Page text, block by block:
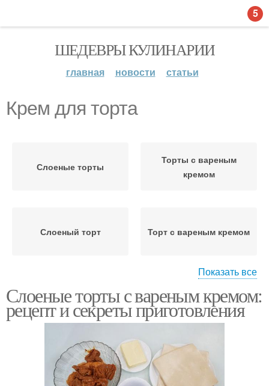
ШЕДЕВРЫ КУЛИНАРИИ
главная новости статьи
Крем для торта
Слоеные торты
Торты с вареным
кремом
Слоеный торт Торт с вареным кремом
Слоенный торт Тесто для торт
Крем для слоенного
торт
Трубочки с кремом
Показать все
Слоеные торты с вареным кремом:
рецепт и секреты приготовления
5